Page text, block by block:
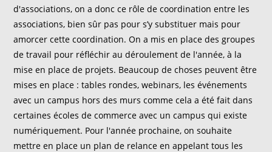
d'associations, on a donc ce rôle de coordination entre les
associations, bien sûr pas pour s’y substituer mais pour
amorcer cette coordination. On a mis en place des groupes
de travail pour réfléchir au déroulement de l'année, à la
mise en place de projets. Beaucoup de choses peuvent être
mises en place : tables rondes, webinars, les événements
avec un campus hors des murs comme cela a été fait dans
certaines écoles de commerce avec un campus qui existe
numériquement. Pour l'année prochaine, on souhaite
mettre en place un plan de relance en appelant tous les